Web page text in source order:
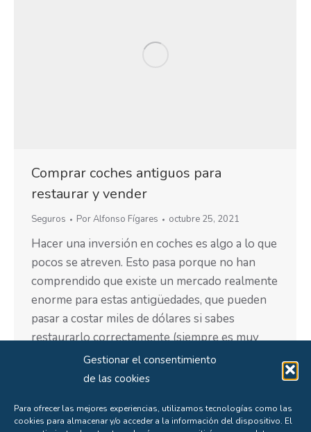
Gestionar el consentimiento
de las cookies
Para ofrecer las mejores experiencias, utilizamos tecnologías como las
cookies para almacenar y/o acceder a la información del dispositivo. El
Comprar coches antiguos para
restaurar y vender
Seguros PorAlfonso Fígares octubre 25, 2021
Hacer una inversión en coches es algo a lo que
pocos se atreven. Esto pasa porque no han
comprendido que existe un mercado realmente
enorme para estas antigüedades, que pueden
pasar a costar miles de dólares si sabes
restaurarlo correctamente (siempre es muy
importante hacerlo de la mano con un experto
en el área). Muchos…